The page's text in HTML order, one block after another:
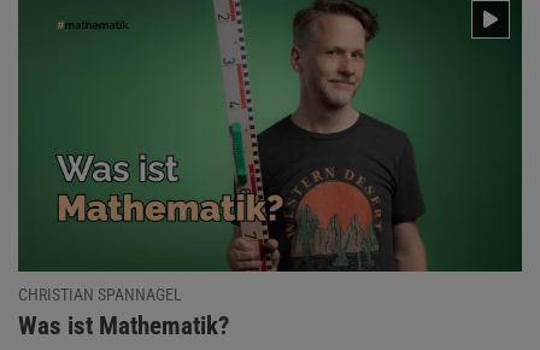
Der Autor ist ein deutscher Physiker und war Hochschullehrer an
CHRISTIAN SPANNAGEL
:
Was ist Mathematik?